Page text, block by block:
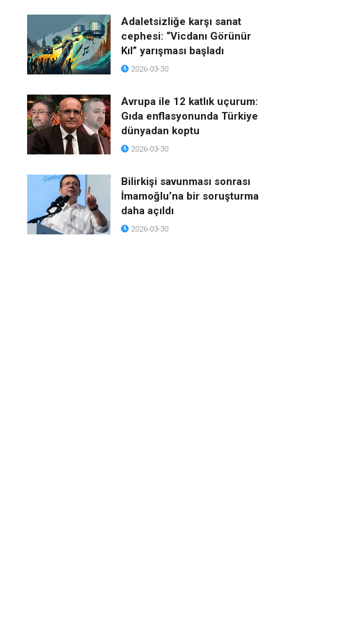
Adaletsizliğe karşı sanat
cephesi: “Vicdanı Görünür
Kıl” yarışması başladı
2026-03-30
Avrupa ile 12 katlık uçurum:
Gıda enflasyonunda Türkiye
dünyadan koptu
2026-03-30
Bilirkişi savunması sonrası
İmamoğlu’na bir soruşturma
daha açıldı
2026-03-30